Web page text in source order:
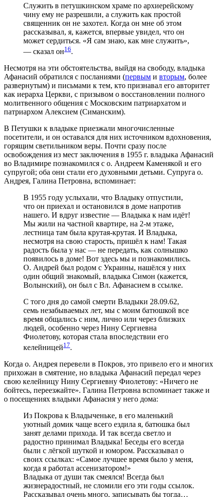
Служить в петушкинском храме по архиерейскому
чину ему не разрешили, а служить как простой
священник он не захотел. Когда он мне об этом
рассказывал, я, кажется, впервые увидел, что он
может сердиться. «Я сам знаю, как мне служить»,
— сказал он16.
Несмотря на эти обстоятельства, выйдя на свободу, владыка
Афанасий обратился с посланиями (первым и вторым, более
развернутым) и письмами к тем, кто признавал его авторитет
как иерарха Церкви, с призывом о восстановлении полного
молитвенного общения с Московским патриархатом и
патриархом Алексием (Симанским).
В Петушки к владыке приезжали многочисленные
посетители, и он оставался для них источником вдохновения,
горящим светильником веры. Почти сразу после
освобождения из мест заключения в 1955 г. владыка Афанасий
во Владимире познакомился с о. Андреем Каменякой и его
супругой; оба они стали его духовными детьми. Супруга о.
Андрея, Галина Петровна, вспоминает:
В 1955 году услыхали, что Владыку отпустили,
что он приехал и остановился в доме напротив
нашего. И вдруг известие — Владыка к нам идёт!
Мы жили на частной квартире, на 2-м этаже,
лестница там была крутая-крутая. И Владыка,
несмотря на свою старость, пришёл к нам! Такая
радость была у нас — не передать, как солнышко
появилось в доме! Вот здесь мы и познакомились.
О. Андрей был родом с Украины, нашёлся у них
один общий знакомый, владыка Симон (кажется,
Волынский), он был с Вл. Афанасием в ссылке.
С того дня до самой смерти Владыки 28.09.62,
семь незабываемых лет, мы с моим батюшкой все
время общались с ним, лично или через близких
людей, особенно через Нину Сергиевна
Фиолетову, которая стала впоследствии его
келейницей17.
Когда о. Андрея перевели в Покров, это привело его и многих
прихожан в смятение, но владыка Афанасий передал через
свою келейницу Нину Сергиевну Фиолетову: «Ничего не
бойтесь, переезжайте». Галина Петровна вспоминает также и
о посещениях владыки Афанасия у него дома:
Из Покрова к Владыченьке, в его маленький
уютный домик чаще всего ездила я, батюшка был
занят делами прихода. И так всегда светло и
радостно принимал Владыка! Беседы его всегда
были с лёгкой шуткой и юмором. Рассказывал о
своих ссылках: «Самое лучшее время было у меня,
когда я работал ассенизатором!»
Владыка от души так смеялся! Всегда был
жизнерадостный, не сломили его эти годы ссылок.
Рассказывал очень много, записывать бы тогда…